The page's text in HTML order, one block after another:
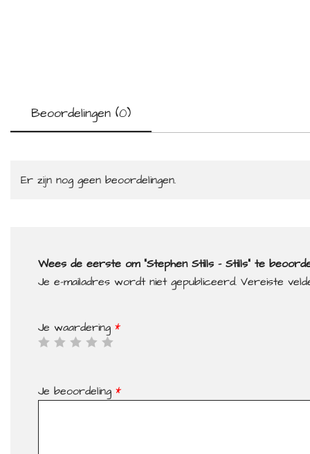
Beoordelingen (0)
Er zijn nog geen beoordelingen.
Wees de eerste om “Stephen Stills – Stills” te
Je e-mailadres wordt niet gepubliceerd. Vereiste
Je waardering *
Je beoordeling *